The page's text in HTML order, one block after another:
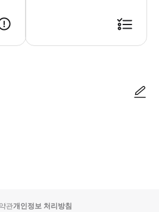
관개인정보 처리방침